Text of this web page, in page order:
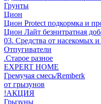
Грунты
Цион
Цион Protect подкормка и
Цион Лайт безнитратная
03. Средства от насекомых
Отпугиватели
.Старое разное
EXPERT HOME
Гремучая смесь/Remberk
от грызунов
!АКЦИЯ
Грызуны